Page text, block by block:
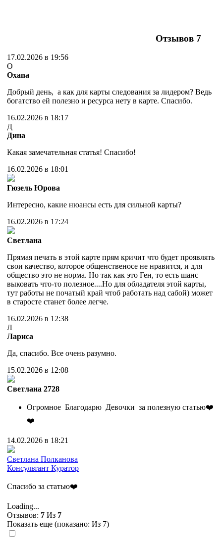
Отзывов 7
17.02.2026 в 19:56
O
Oxana
Добрый день, а как для карты следования за лидером? Ведь
богатство ей полезно и ресурса нету в карте. Спасибо.
16.02.2026 в 18:17
Д
Дина
Какая замечательная статья! Спасибо!
16.02.2026 в 18:01
Гюзель Юрова
Интересно, какие нюансы есть для сильной карты?
16.02.2026 в 17:24
Светлана
Прямая печать в этой карте прям кричит что будет проявлять
свои качество, которое общенственосе не нравится, и для
общество это не норма. Но так как это Ген, то есть шанс
выковать что-то полезное....Но для обладателя этой карты,
тут работы не початый край чтоб работать над сабой) может
в старосте станет более легче.
16.02.2026 в 12:38
Л
Лариса
Да, спасибо. Все очень разумно.
15.02.2026 в 12:08
Cветлана 2728
Огромное Благодарю Девочки за полезную статью❤️
❤️
14.02.2026 в 18:21
Cветлана Полканова
Консультант Куратор
Спасибо за статью❤️
Loading...
Отзывов: 7 Из 7
Показать еще (показано: Из 7)